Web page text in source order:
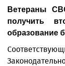
Ветераны
получить
образование